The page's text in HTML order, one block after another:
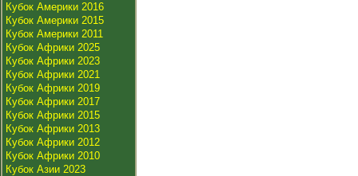
Кубок Америки 2016
Кубок Америки 2015
Кубок Америки 2011
Кубок Африки 2025
Кубок Африки 2023
Кубок Африки 2021
Кубок Африки 2019
Кубок Африки 2017
Кубок Африки 2015
Кубок Африки 2013
Кубок Африки 2012
Кубок Африки 2010
Кубок Азии 2023